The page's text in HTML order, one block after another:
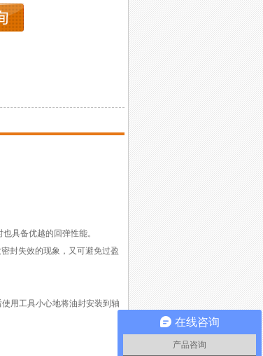
具备优越的回弹性能。
封失效的现象，又可避免过盈
用工具小心地将油封安装到轴
在线咨询
产品咨询